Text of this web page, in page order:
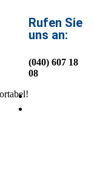
Rufen Sie
uns an:
(040) 607 18
08